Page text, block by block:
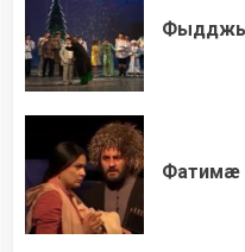
Фатимæ